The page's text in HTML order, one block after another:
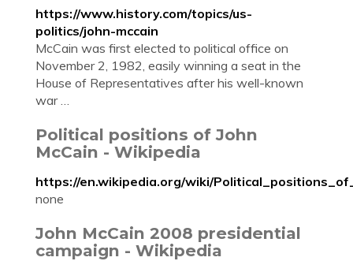
https://www.history.com/topics/us-
politics/john-mccain
McCain was first elected to political office on
November 2, 1982, easily winning a seat in the
House of Representatives after his well-known
war …
Political positions of John
McCain - Wikipedia
https://en.wikipedia.org/wiki/
none
John McCain 2008 presidential
campaign - Wikipedia